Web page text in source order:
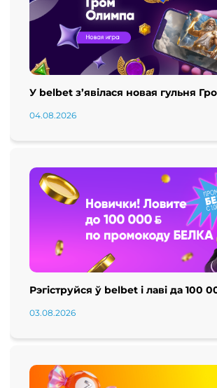
У belbet з’явілася новая гульня
04.08.2026
Рэгіструйся ў belbet і лаві да 100
03.08.2026